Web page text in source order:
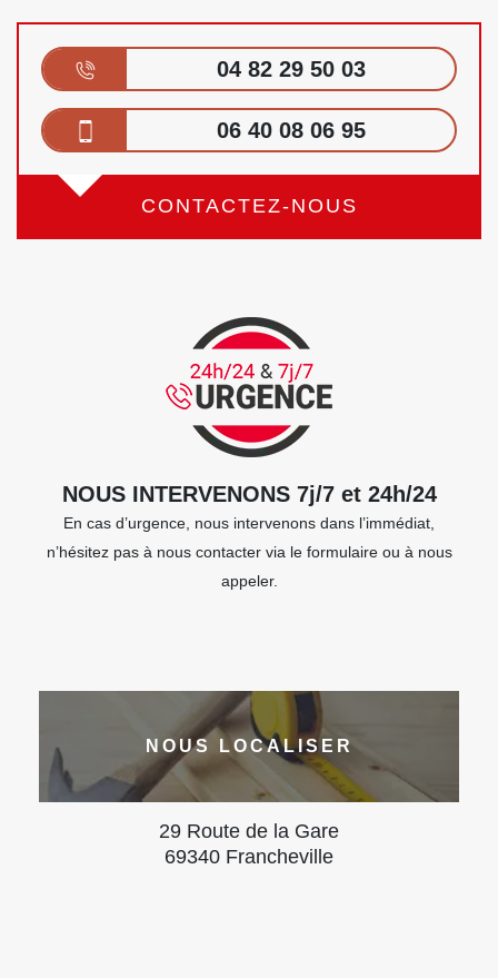
04 82 29 50 03
06 40 08 06 95
CONTACTEZ-NOUS
NOUS INTERVENONS 7j/7 et 24h/24
En cas d’urgence, nous intervenons dans l’immédiat,
n’hésitez pas à nous contacter via le formulaire ou à nous
appeler.
NOUS LOCALISER
29 Route de la Gare
69340 Francheville